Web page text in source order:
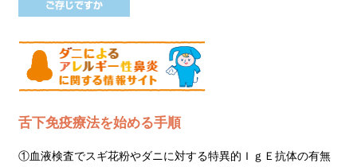
舌下免疫療法を始める手順
①血液検査でスギ花粉やダニに対する特異的ＩｇＥ抗体の有無